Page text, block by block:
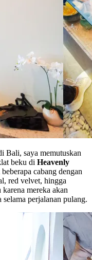
Bali, saya memutuskan
beku di Heavenly
cabang dengan
red velvet, hingga
mereka akan
perjalanan pulang.